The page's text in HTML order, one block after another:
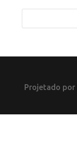
Projetado por